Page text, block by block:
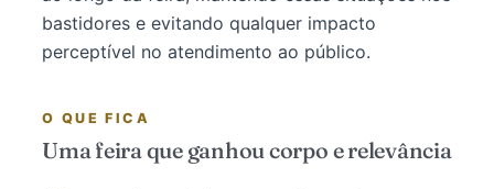
bastidores e evitando qualquer impacto
perceptível no atendimento ao público.
O QUE FICA
Uma feira que ganhou corpo e relevância